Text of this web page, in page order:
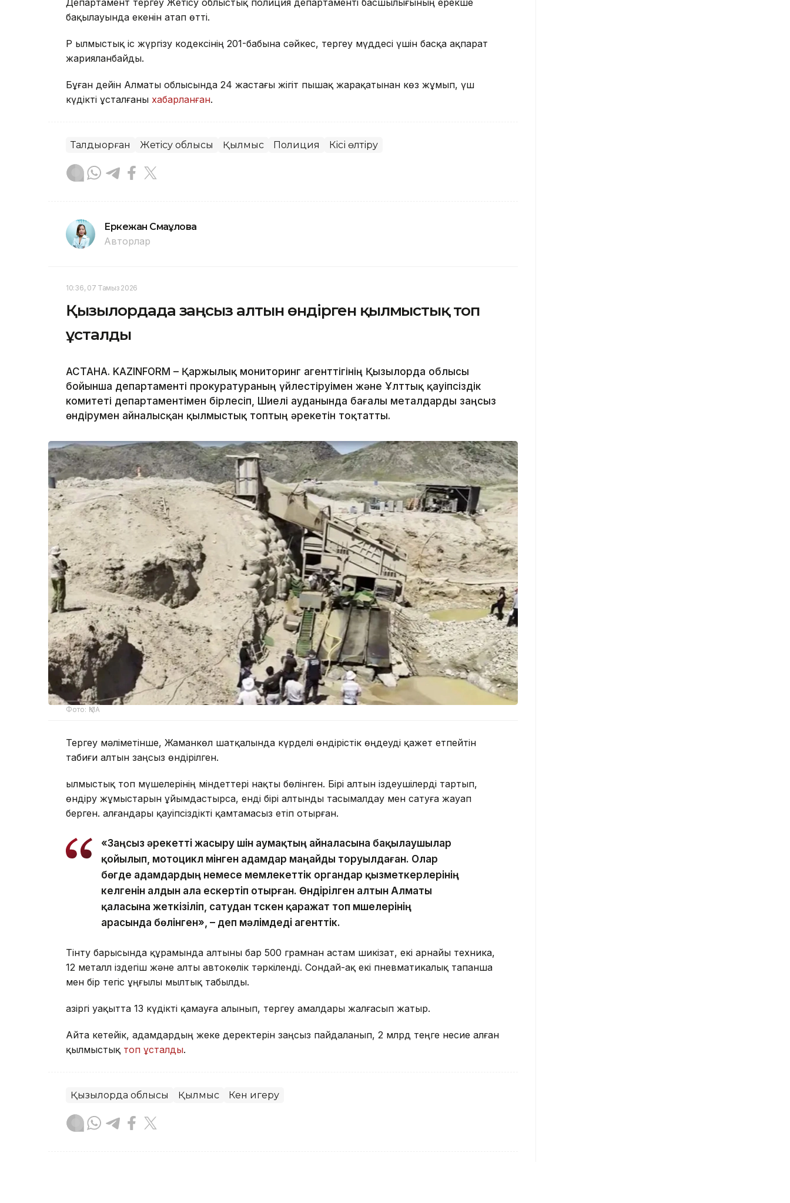
Департамент тергеу Жетісу облыстық полиция департаменті басшылығының ерекше
бақылауында екенін атап өтті.
ҚР Қылмыстық іс жүргізу кодексінің 201-бабына сәйкес, тергеу мүддесі үшін басқа ақпарат
жарияланбайды.
Бұған дейін Алматы облысында 24 жастағы жігіт пышақ жарақатынан көз жұмып, үш
күдікті ұсталғаны хабарланған.
Талдықорған Жетісу облысы Қылмыс Полиция Кісі өлтіру
Еркежан Смағұлова
Авторлар
10:36, 07 Тамыз 2026
Қызылордада заңсыз алтын өндірген қылмыстық топ
ұсталды
АСТАНА. KAZINFORM – Қаржылық мониторинг агенттігінің Қызылорда облысы
бойынша департаменті прокуратураның үйлестіруімен және Ұлттық қауіпсіздік
комитеті департаментімен бірлесіп, Шиелі ауданында бағалы металдарды заңсыз
өндірумен айналысқан қылмыстық топтың әрекетін тоқтатты.
Фото: ҚМА
Тергеу мәліметінше, Жаманкөл шатқалында күрделі өндірістік өңдеуді қажет етпейтін
табиғи алтын заңсыз өндірілген.
Қылмыстық топ мүшелерінің міндеттері нақты бөлінген. Бірі алтын іздеушілерді тартып,
өндіру жұмыстарын ұйымдастырса, енді бірі алтынды тасымалдау мен сатуға жауап
берген. Қалғандары қауіпсіздікті қамтамасыз етіп отырған.
«Заңсыз әрекетті жасыру үшін аумақтың айналасына бақылаушылар
қойылып, мотоцикл мінген адамдар маңайды торуылдаған. Олар
бөгде адамдардың немесе мемлекеттік органдар қызметкерлерінің
келгенін алдын ала ескертіп отырған. Өндірілген алтын Алматы
қаласына жеткізіліп, сатудан түскен қаражат топ мүшелерінің
арасында бөлінген», – деп мәлімдеді агенттік.
Тінту барысында құрамында алтыны бар 500 грамнан астам шикізат, екі арнайы техника,
12 металл іздегіш және алты автокөлік тәркіленді. Сондай-ақ екі пневматикалық тапанша
мен бір тегіс ұңғылы мылтық табылды.
Қазіргі уақытта 13 күдікті қамауға алынып, тергеу амалдары жалғасып жатыр.
Айта кетейік, адамдардың жеке деректерін заңсыз пайдаланып, 2 млрд теңге несие алған
қылмыстық топ ұсталды.
Қызылорда облысы Қылмыс Кен игеру